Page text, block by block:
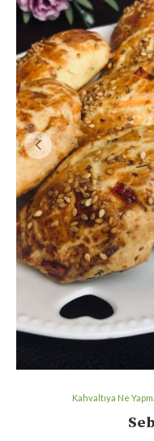
Kahvaltıya Ne